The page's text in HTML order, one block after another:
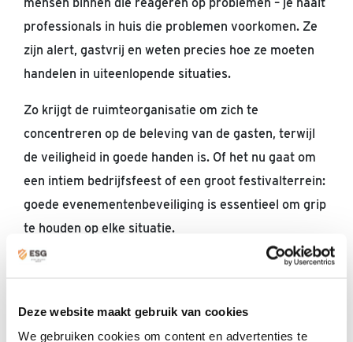
Deze website maakt gebruik van cookies
We gebruiken cookies om content en advertenties te
professionals in huis die problemen voorkomen. Ze
zijn alert, gastvrij en weten precies hoe ze moeten
handelen in uiteenlopende situaties.
Zo krijgt de ruimteorganisatie om zich te
concentreren op de beleving van de gasten, terwijl
de veiligheid in goede handen is. Of het nu gaat om
een ​​intiem bedrijfsfeest of een groot festivalterrein:
goede evenementenbeveiliging is essentieel om grip
te houden op elke situatie.
BijEvent Security Groep (ESG)werken